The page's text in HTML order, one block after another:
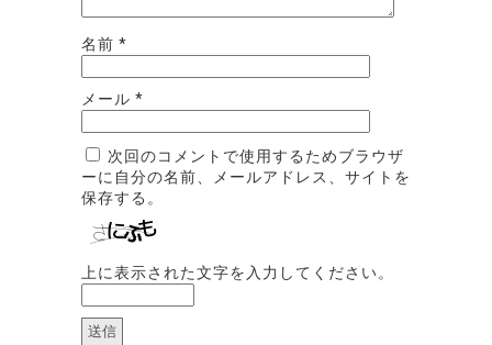
名前 *
メール *
次回のコメントで使用するためブラウザ
ーに自分の名前、メールアドレス、サイトを
保存する。
上に表示された文字を入力してください。